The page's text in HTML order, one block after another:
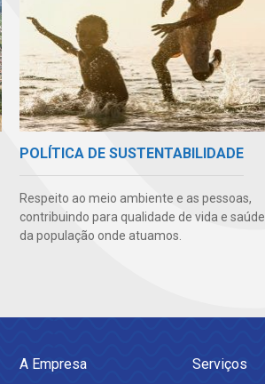
POLÍTICA DE SUSTENTABILIDADE
Respeito ao meio ambiente e as pessoas,
contribuindo para qualidade de vida e saúde
da população onde atuamos.
A Empresa Serviços